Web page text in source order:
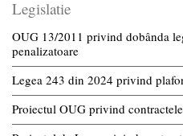
Legislatie
OUG 13/2011 privind dobânda
penalizatoare
Legea 243 din 2024 privind
Proiectul OUG privind